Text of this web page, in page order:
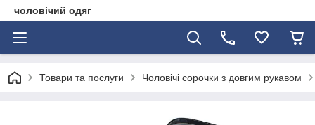
чоловічий одяг
Товари та послуги Чоловічі сорочки з довгим рукавом